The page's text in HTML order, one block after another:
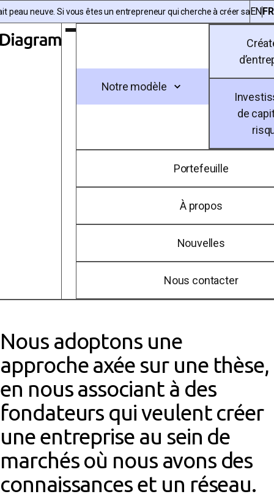
Skip to content
peau neuve. Si vous êtes un entrepreneur qui cherche à créer sa ENFR
Toggle Main Menu
Notre modèle
de
Portefeuille
À propos
Nouvelles
Nous contacter
Nous adoptons une
approche axée sur une thèse,
en nous associant à des
fondateurs qui veulent créer
une entreprise au sein de
marchés où nous avons des
connaissances et un réseau.